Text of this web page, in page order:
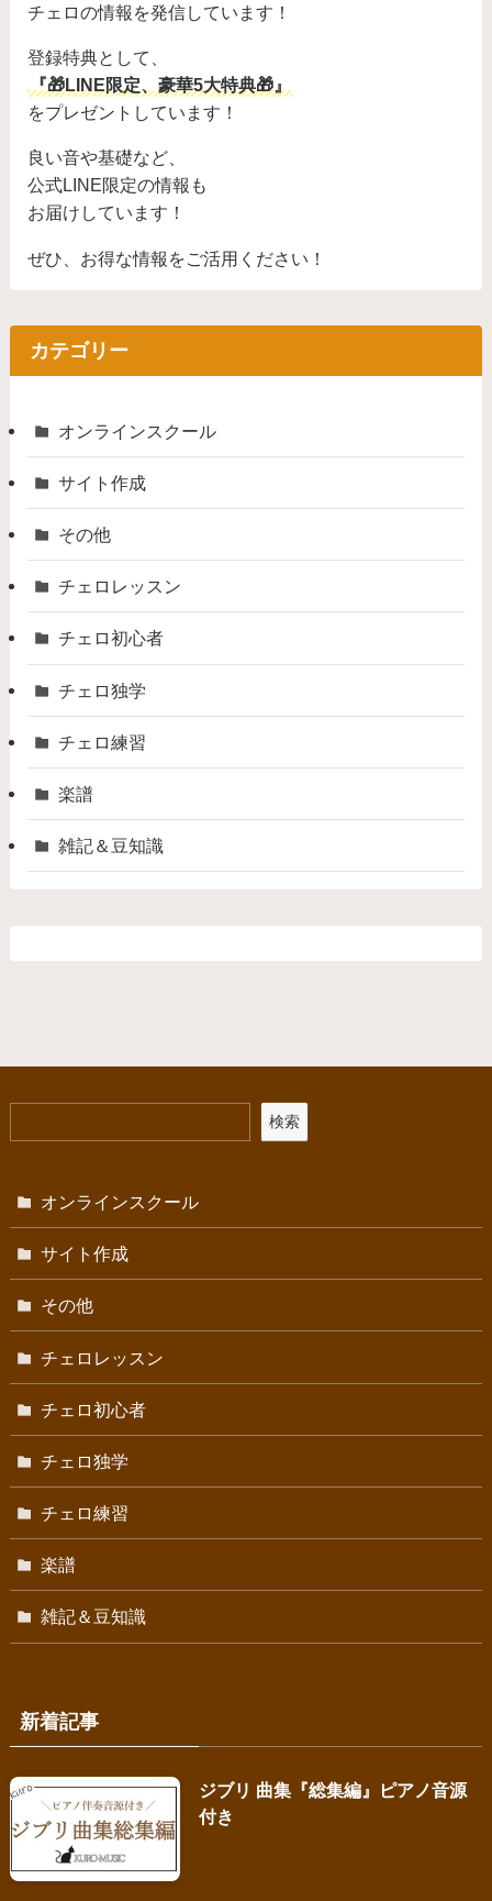
チェロの情報を発信しています！
登録特典として、
『🎁LINE限定、豪華5大特典🎁』
をプレゼントしています！
良い音や基礎など、
公式LINE限定の情報も
お届けしています！
ぜひ、お得な情報をご活用ください！
カテゴリー
オンラインスクール
サイト作成
その他
チェロレッスン
チェロ初心者
チェロ独学
チェロ練習
楽譜
雑記＆豆知識
検索
オンラインスクール
サイト作成
その他
チェロレッスン
チェロ初心者
チェロ独学
チェロ練習
楽譜
雑記＆豆知識
新着記事
ジブリ 曲集『総集編』ピアノ音源
付き